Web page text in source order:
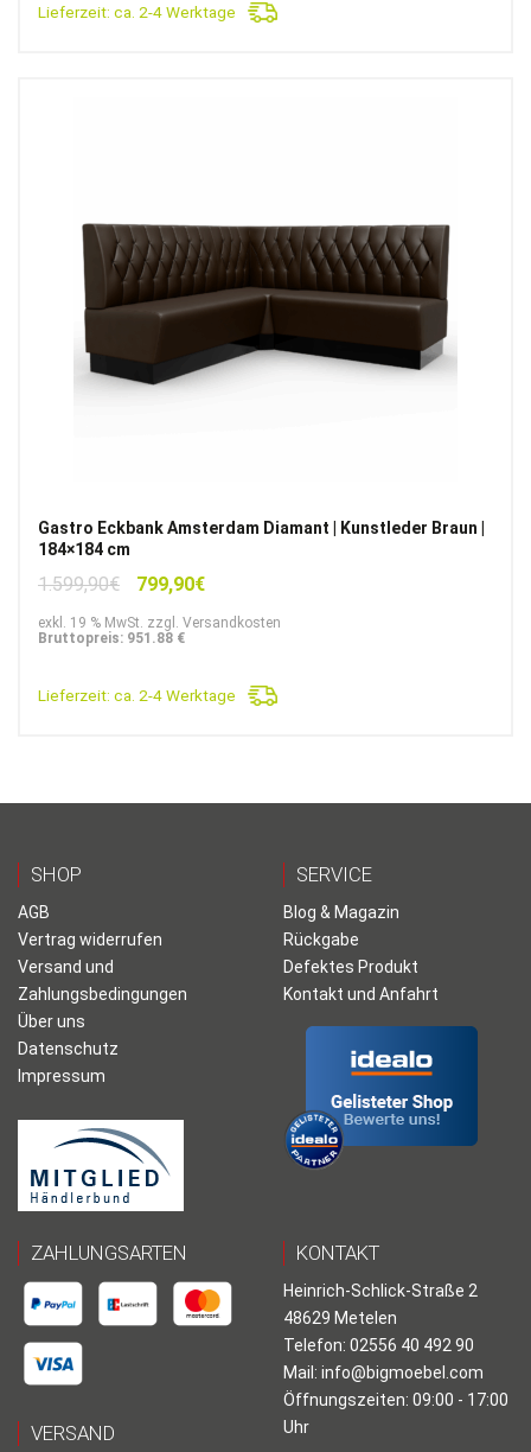
Lieferzeit: ca. 2-4 Werktage
Gastro Eckbank Amsterdam Diamant | Kunstleder Braun |
184×184 cm
1.599,90€
Ursprünglicher
war:
799,90€Aktueller
ist:
exkl. 19 % MwSt. zzgl. Versandkosten
Bruttopreis: 951.88 €
Lieferzeit: ca. 2-4 Werktage
SHOP
AGB
Vertrag widerrufen
Versand und
Zahlungsbedingungen
Über uns
Datenschutz
Impressum
SERVICE
Blog & Magazin
Rückgabe
Defektes Produkt
Kontakt und Anfahrt
ZAHLUNGSARTEN
VERSAND
KONTAKT
Heinrich-Schlick-Straße 2
48629 Metelen
Telefon: 02556 40 492 90
Mail: info@bigmoebel.com
Öffnungszeiten: 09:00 - 17:00
Uhr